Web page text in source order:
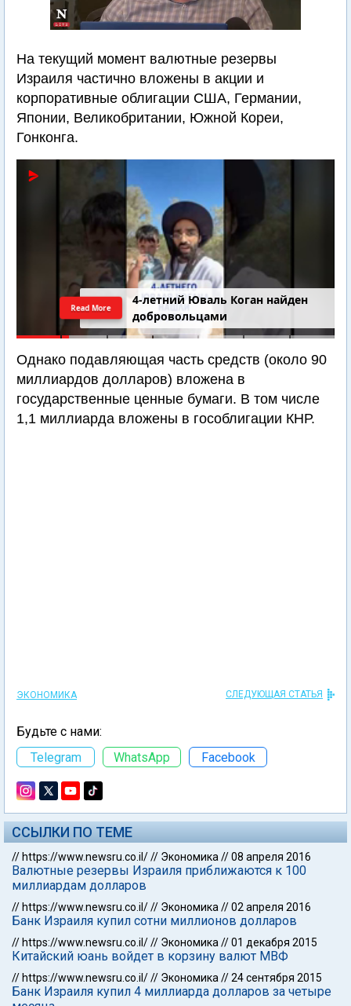
На текущий момент валютные резервы
Израиля частично вложены в акции и
корпоративные облигации США, Германии,
Японии, Великобритании, Южной Кореи,
Гонконга.
4-летний Юваль Коган найден
добровольцами
Read More
Однако подавляющая часть средств (около 90
миллиардов долларов) вложена в
государственные ценные бумаги. В том числе
1,1 миллиарда вложены в гособлигации КНР.
ЭКОНОМИКА СЛЕДУЮЩАЯ СТАТЬЯ
Будьте с нами:
Telegram
WhatsApp Facebook
ССЫЛКИ ПО ТЕМЕ
// https://www.newsru.co.il/// Экономика //08 апреля 2016
Валютные резервы Израиля приближаются к 100
миллиардам долларов
// https://www.newsru.co.il/// Экономика //02 апреля 2016
Банк Израиля купил сотни миллионов долларов
// https://www.newsru.co.il/// Экономика //01 декабря 2015
Китайский юань войдет в корзину валют МВФ
// https://www.newsru.co.il/// Экономика //24 сентября 2015
Банк Израиля купил 4 миллиарда долларов за четыре